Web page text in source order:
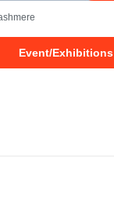
Event/Exhibitions